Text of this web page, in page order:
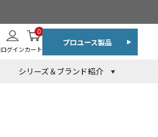
ログインカート
0
プロユース製品
シリーズ＆ブランド紹介